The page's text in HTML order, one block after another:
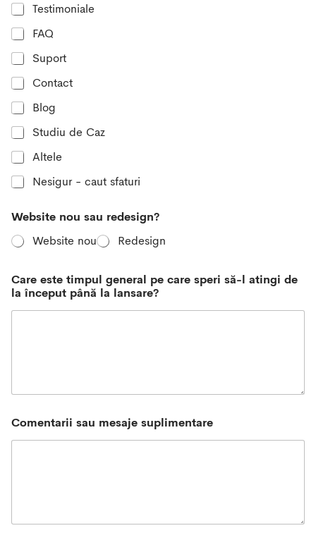
Testimoniale
FAQ
Suport
Contact
Blog
Studiu de Caz
Altele
Nesigur - caut sfaturi
a
,
N
m
e
W
e
Website nou sau redesign?
Website nou
Redesign
Care este timpul general pe care speri să-l atingi de
la început până la lansare?
Comentarii sau mesaje suplimentare